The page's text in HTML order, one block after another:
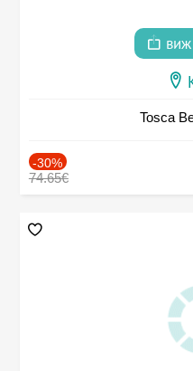
Tosca
-30%
74.65€